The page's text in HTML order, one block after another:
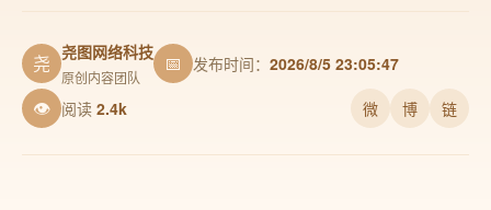
尧 尧图网络科技
原创内容团队
📅 发布时间： 2026/8/5 23:05:47
👁 阅读 2.4k 微 博 链